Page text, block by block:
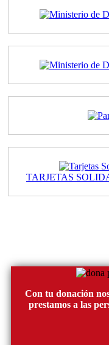
TARJETAS
Con tu donación
prestamos a las